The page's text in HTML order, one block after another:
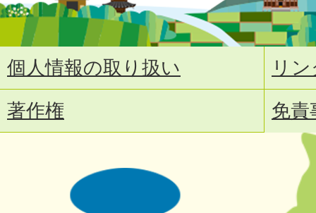
個人情報の取り扱い
リ
著作権
免責